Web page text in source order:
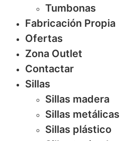
Tumbonas
Fabricación Propia
Ofertas
Zona Outlet
Contactar
Sillas
Sillas madera
Sillas metálicas
Sillas plástico